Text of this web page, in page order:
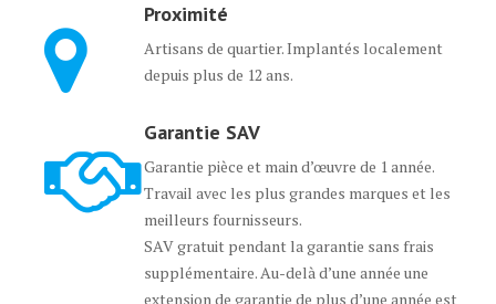
Proximité
Artisans de quartier. Implantés localement
depuis plus de 12 ans.
Garantie SAV
Garantie pièce et main d’œuvre de 1 année.
Travail avec les plus grandes marques et les
meilleurs fournisseurs.
SAV gratuit pendant la garantie sans frais
supplémentaire. Au-delà d’une année une
extension de garantie de plus d’une année est